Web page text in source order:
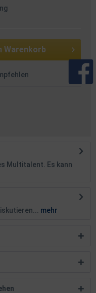
Warenkorb
Multitalent. Es kann
mehr